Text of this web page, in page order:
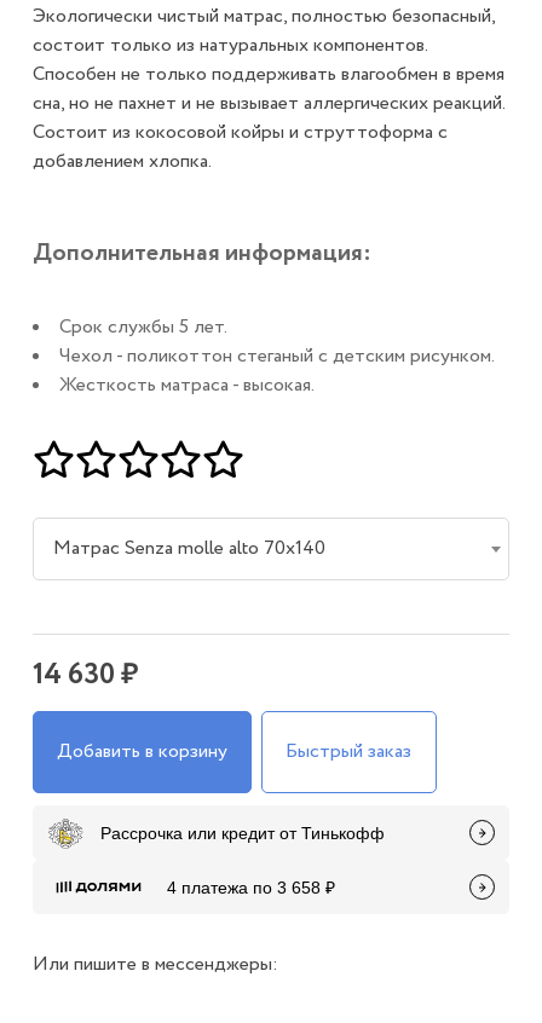
Экологически чистый матрас, полностью безопасный,
состоит только из натуральных компонентов.
Способен не только поддерживать влагообмен в время
сна, но не пахнет и не вызывает аллергических реакций.
Состоит из кокосовой койры и струттоформа с
добавлением хлопка.
Дополнительная информация:
Срок службы 5 лет.
Чехол - поликоттон стеганый с детским рисунком.
Жесткость матраса - высокая.
Матрас Senza molle alto 70х140
14 630 ₽
Добавить в корзину Быстрый заказ
Рассрочка или кредит от Тинькофф
4 платежа по 3 658 ₽
Или пишите в мессенджеры: